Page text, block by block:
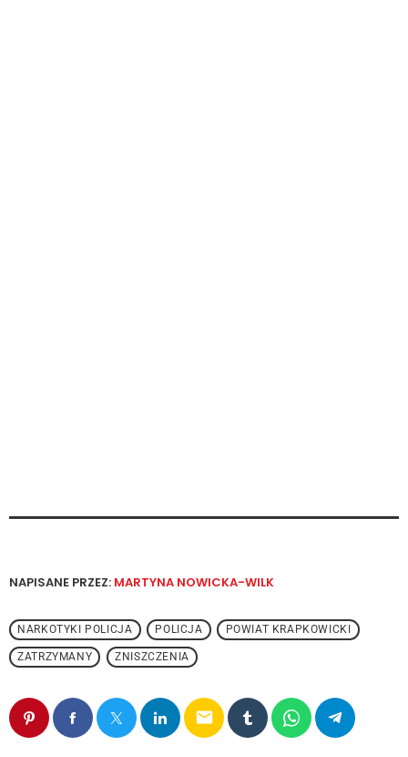
NAPISANE PRZEZ: MARTYNA NOWICKA-WILK
NARKOTYKI POLICJA POLICJA POWIAT KRAPKOWICKI
ZATRZYMANY ZNISZCZENIA
email